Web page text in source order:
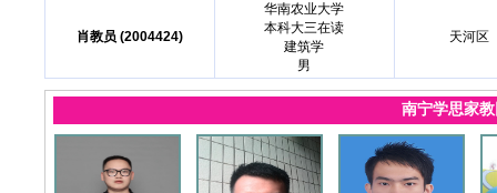
肖教员 (2004424)
华南农业大学
本科大三在读
建筑学
男
天河区
南宁学思家